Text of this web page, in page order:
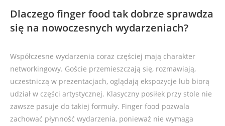
Dlaczego finger food tak dobrze sprawdza
się na nowoczesnych wydarzeniach?
Współczesne wydarzenia coraz częściej mają charakter
networkingowy. Goście przemieszczają się, rozmawiają,
uczestniczą w prezentacjach, oglądają ekspozycje lub biorą
udział w części artystycznej. Klasyczny posiłek przy stole nie
zawsze pasuje do takiej formuły. Finger food pozwala
zachować płynność wydarzenia, ponieważ nie wymaga